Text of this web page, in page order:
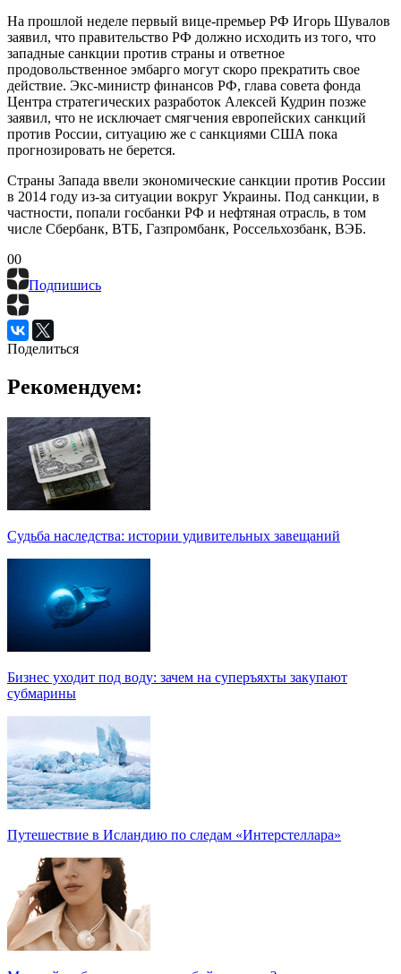
На прошлой неделе первый вице-премьер РФ Игорь Шувалов
заявил, что правительство РФ должно исходить из того, что
западные санкции против страны и ответное
продовольственное эмбарго могут скоро прекратить свое
действие. Экс-министр финансов РФ, глава совета фонда
Центра стратегических разработок Алексей Кудрин позже
заявил, что не исключает смягчения европейских санкций
против России, ситуацию же с санкциями США пока
прогнозировать не берется.
Страны Запада ввели экономические санкции против России
в 2014 году из-за ситуации вокруг Украины. Под санкции, в
частности, попали госбанки РФ и нефтяная отрасль, в том
числе Сбербанк, ВТБ, Газпромбанк, Россельхозбанк, ВЭБ.
00
Подпишись
Поделиться
Рекомендуем:
Судьба наследства: истории удивительных завещаний
Бизнес уходит под воду: зачем на суперъяхты закупают
субмарины
Путешествие в Исландию по следам «Интерстеллара»